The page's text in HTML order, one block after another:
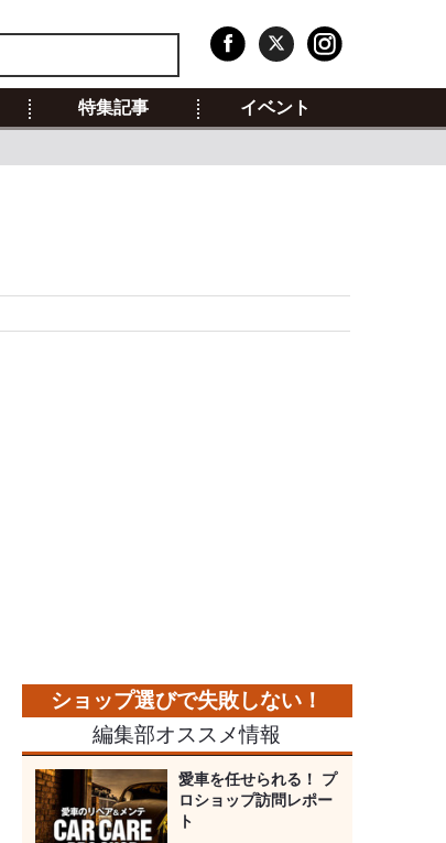
特集記事 イベント
編集部オススメ情報
愛車を任せられる！ プ
ロショップ訪問レポー
ト